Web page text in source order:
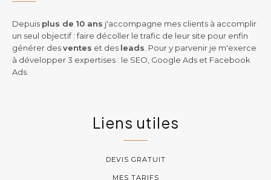
Depuis plus de 10 ans j'accompagne mes clients à accomplir
un seul objectif : faire décoller le trafic de leur site pour enfin
générer desventes et des leads . Pour y parvenir je m'exerce
à développer 3 expertises : le SEO, Google Ads et Facebook
Ads.
Liens utiles
DEVIS GRATUIT
MES TARIFS